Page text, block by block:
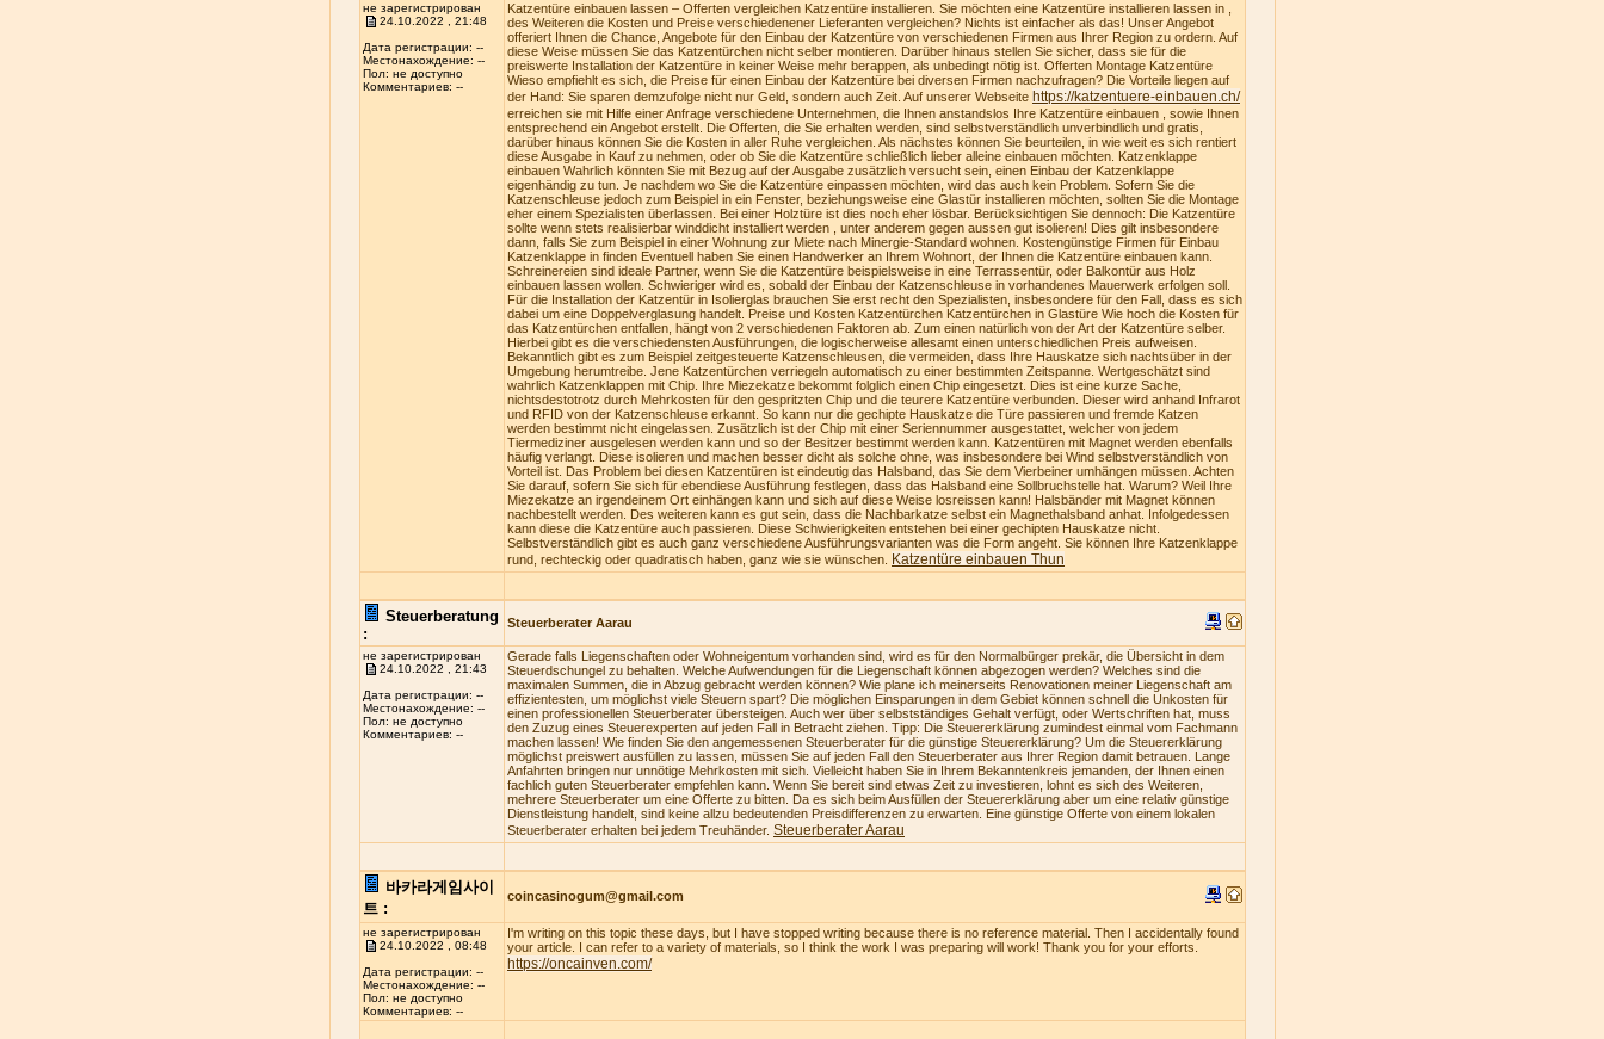
не зарегистрирован
24.10.2022 , 21:48
Дата регистрации: --
Местонахождение: --
Пол: не доступно
Комментариев: --
Katzentüre einbauen lassen – Offerten vergleichen Katzentüre installieren. Sie möchten eine Katzentüre installieren lassen in ,
des Weiteren die Kosten und Preise verschiedenener Lieferanten vergleichen? Nichts ist einfacher als das! Unser Angebot
offeriert Ihnen die Chance, Angebote für den Einbau der Katzentüre von verschiedenen Firmen aus Ihrer Region zu ordern. Auf
diese Weise müssen Sie das Katzentürchen nicht selber montieren. Darüber hinaus stellen Sie sicher, dass sie für die
preiswerte Installation der Katzentüre in keiner Weise mehr berappen, als unbedingt nötig ist. Offerten Montage Katzentüre
Wieso empfiehlt es sich, die Preise für einen Einbau der Katzentüre bei diversen Firmen nachzufragen? Die Vorteile liegen auf
der Hand: Sie sparen demzufolge nicht nur Geld, sondern auch Zeit. Auf unserer Webseite https://katzentuere-einbauen.ch/
erreichen sie mit Hilfe einer Anfrage verschiedene Unternehmen, die Ihnen anstandslos Ihre Katzentüre einbauen , sowie Ihnen
entsprechend ein Angebot erstellt. Die Offerten, die Sie erhalten werden, sind selbstverständlich unverbindlich und gratis,
darüber hinaus können Sie die Kosten in aller Ruhe vergleichen. Als nächstes können Sie beurteilen, in wie weit es sich rentiert
diese Ausgabe in Kauf zu nehmen, oder ob Sie die Katzentüre schließlich lieber alleine einbauen möchten. Katzenklappe
einbauen Wahrlich könnten Sie mit Bezug auf der Ausgabe zusätzlich versucht sein, einen Einbau der Katzenklappe
eigenhändig zu tun. Je nachdem wo Sie die Katzentüre einpassen möchten, wird das auch kein Problem. Sofern Sie die
Katzenschleuse jedoch zum Beispiel in ein Fenster, beziehungsweise eine Glastür installieren möchten, sollten Sie die Montage
eher einem Spezialisten überlassen. Bei einer Holztüre ist dies noch eher lösbar. Berücksichtigen Sie dennoch: Die Katzentüre
sollte wenn stets realisierbar winddicht installiert werden , unter anderem gegen aussen gut isolieren! Dies gilt insbesondere
dann, falls Sie zum Beispiel in einer Wohnung zur Miete nach Minergie-Standard wohnen. Kostengünstige Firmen für Einbau
Katzenklappe in finden Eventuell haben Sie einen Handwerker an Ihrem Wohnort, der Ihnen die Katzentüre einbauen kann.
Schreinereien sind ideale Partner, wenn Sie die Katzentüre beispielsweise in eine Terrassentür, oder Balkontür aus Holz
einbauen lassen wollen. Schwieriger wird es, sobald der Einbau der Katzenschleuse in vorhandenes Mauerwerk erfolgen soll.
Für die Installation der Katzentür in Isolierglas brauchen Sie erst recht den Spezialisten, insbesondere für den Fall, dass es sich
dabei um eine Doppelverglasung handelt. Preise und Kosten Katzentürchen Katzentürchen in Glastüre Wie hoch die Kosten für
das Katzentürchen entfallen, hängt von 2 verschiedenen Faktoren ab. Zum einen natürlich von der Art der Katzentüre selber.
Hierbei gibt es die verschiedensten Ausführungen, die logischerweise allesamt einen unterschiedlichen Preis aufweisen.
Bekanntlich gibt es zum Beispiel zeitgesteuerte Katzenschleusen, die vermeiden, dass Ihre Hauskatze sich nachtsüber in der
Umgebung herumtreibe. Jene Katzentürchen verriegeln automatisch zu einer bestimmten Zeitspanne. Wertgeschätzt sind
wahrlich Katzenklappen mit Chip. Ihre Miezekatze bekommt folglich einen Chip eingesetzt. Dies ist eine kurze Sache,
nichtsdestotrotz durch Mehrkosten für den gespritzten Chip und die teurere Katzentüre verbunden. Dieser wird anhand Infrarot
und RFID von der Katzenschleuse erkannt. So kann nur die gechipte Hauskatze die Türe passieren und fremde Katzen
werden bestimmt nicht eingelassen. Zusätzlich ist der Chip mit einer Seriennummer ausgestattet, welcher von jedem
Tiermediziner ausgelesen werden kann und so der Besitzer bestimmt werden kann. Katzentüren mit Magnet werden ebenfalls
häufig verlangt. Diese isolieren und machen besser dicht als solche ohne, was insbesondere bei Wind selbstverständlich von
Vorteil ist. Das Problem bei diesen Katzentüren ist eindeutig das Halsband, das Sie dem Vierbeiner umhängen müssen. Achten
Sie darauf, sofern Sie sich für ebendiese Ausführung festlegen, dass das Halsband eine Sollbruchstelle hat. Warum? Weil Ihre
Miezekatze an irgendeinem Ort einhängen kann und sich auf diese Weise losreissen kann! Halsbänder mit Magnet können
nachbestellt werden. Des weiteren kann es gut sein, dass die Nachbarkatze selbst ein Magnethalsband anhat. Infolgedessen
kann diese die Katzentüre auch passieren. Diese Schwierigkeiten entstehen bei einer gechipten Hauskatze nicht.
Selbstverständlich gibt es auch ganz verschiedene Ausführungsvarianten was die Form angeht. Sie können Ihre Katzenklappe
rund, rechteckig oder quadratisch haben, ganz wie sie wünschen.
Katzentüre einbauen Thun
Steuerberatung
:
Steuerberater Aarau
не зарегистрирован
24.10.2022 , 21:43
Дата регистрации: --
Местонахождение: --
Пол: не доступно
Комментариев: --
Gerade falls Liegenschaften oder Wohneigentum vorhanden sind, wird es für den Normalbürger prekär, die Übersicht in dem
Steuerdschungel zu behalten. Welche Aufwendungen für die Liegenschaft können abgezogen werden? Welches sind die
maximalen Summen, die in Abzug gebracht werden können? Wie plane ich meinerseits Renovationen meiner Liegenschaft am
effizientesten, um möglichst viele Steuern spart? Die möglichen Einsparungen in dem Gebiet können schnell die Unkosten für
einen professionellen Steuerberater übersteigen. Auch wer über selbstständiges Gehalt verfügt, oder Wertschriften hat, muss
den Zuzug eines Steuerexperten auf jeden Fall in Betracht ziehen. Tipp: Die Steuererklärung zumindest einmal vom Fachmann
machen lassen! Wie finden Sie den angemessenen Steuerberater für die günstige Steuererklärung? Um die Steuererklärung
möglichst preiswert ausfüllen zu lassen, müssen Sie auf jeden Fall den Steuerberater aus Ihrer Region damit betrauen. Lange
Anfahrten bringen nur unnötige Mehrkosten mit sich. Vielleicht haben Sie in Ihrem Bekanntenkreis jemanden, der Ihnen einen
fachlich guten Steuerberater empfehlen kann. Wenn Sie bereit sind etwas Zeit zu investieren, lohnt es sich des Weiteren,
mehrere Steuerberater um eine Offerte zu bitten. Da es sich beim Ausfüllen der Steuererklärung aber um eine relativ günstige
Dienstleistung handelt, sind keine allzu bedeutenden Preisdifferenzen zu erwarten. Eine günstige Offerte von einem lokalen
Steuerberater erhalten bei jedem Treuhänder. Steuerberater Aarau
바카라게임사이
트 :
coincasinogum@gmail.com
не зарегистрирован
24.10.2022 , 08:48
Дата регистрации: --
Местонахождение: --
Пол: не доступно
Комментариев: --
I'm writing on this topic these days, but I have stopped writing because there is no reference material. Then I accidentally found
your article. I can refer to a variety of materials, so I think the work I was preparing will work! Thank you for your efforts.
https://oncainven.com/